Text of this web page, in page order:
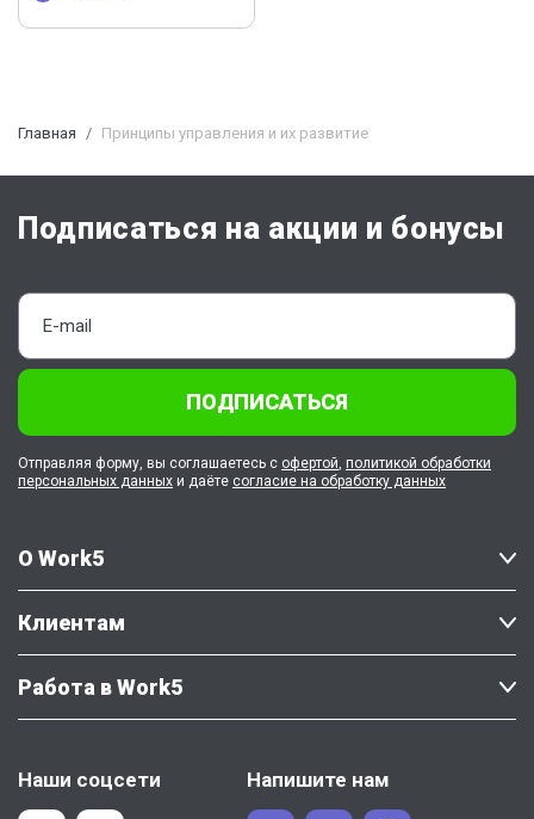
Главная Принципы управления и их развитие
О Work5
Клиентам
Работа в Work5
Наши соцсети Напишите нам
Подписаться на акции и бонусы
ПОДПИСАТЬСЯ
Отправляя форму, вы соглашаетесь с офертой, политикой обработки
персональных данных и даёте согласие на обработку данных